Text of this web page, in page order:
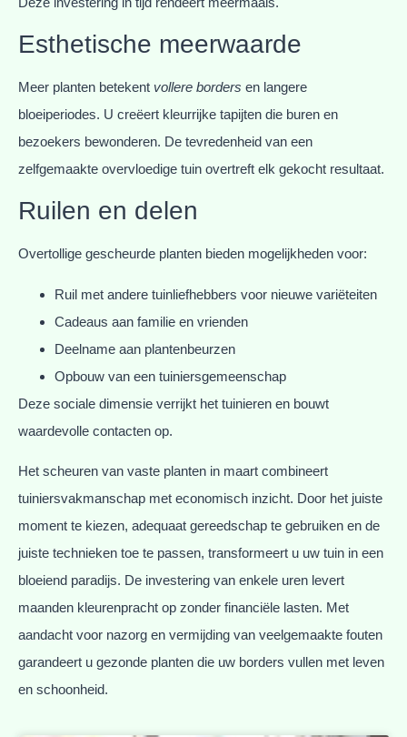
Esthetische meerwaarde
Meer planten betekent vollere borders en langere
bloeiperiodes. U creëert kleurrijke tapijten die buren en
bezoekers bewonderen. De tevredenheid van een
zelfgemaakte overvloedige tuin overtreft elk gekocht resultaat.
Ruilen en delen
Overtollige gescheurde planten bieden mogelijkheden voor:
Ruil met andere tuinliefhebbers voor nieuwe variëteiten
Cadeaus aan familie en vrienden
Deelname aan plantenbeurzen
Opbouw van een tuiniersgemeenschap
Deze sociale dimensie verrijkt het tuinieren en bouwt
waardevolle contacten op.
Het scheuren van vaste planten in maart combineert
tuiniersvakmanschap met economisch inzicht. Door het juiste
moment te kiezen, adequaat gereedschap te gebruiken en de
juiste technieken toe te passen, transformeert u uw tuin in een
bloeiend paradijs. De investering van enkele uren levert
maanden kleurenpracht op zonder financiële lasten. Met
aandacht voor nazorg en vermijding van veelgemaakte fouten
garandeert u gezonde planten die uw borders vullen met leven
en schoonheid.